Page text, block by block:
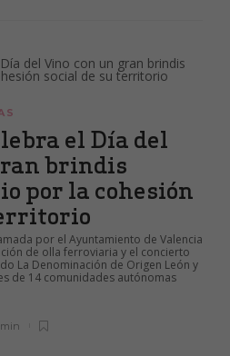
el Día del
brindis
por la cohesión
por el Ayuntamiento de Valencia
de olla ferroviaria y el concierto
La Denominación de Origen León y
de 14 comunidades autónomas